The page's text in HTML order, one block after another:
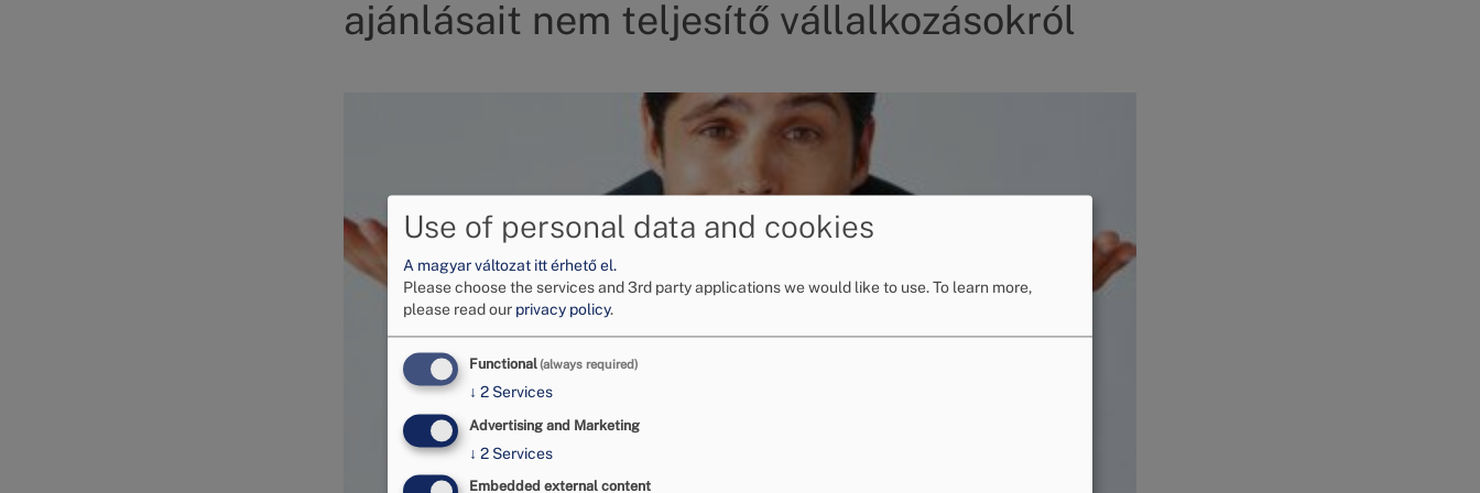
ajánlásait nem teljesítő vállalkozásokról
Use of personal data and cookies
A magyar változat itt érhető el.
Please choose the services and 3rd party applications we would like to use.To learn more,
please read our privacy policy.
Functional(always required)
↓ 2 Services
Advertising and Marketing
↓ 2 Services
Embedded external content